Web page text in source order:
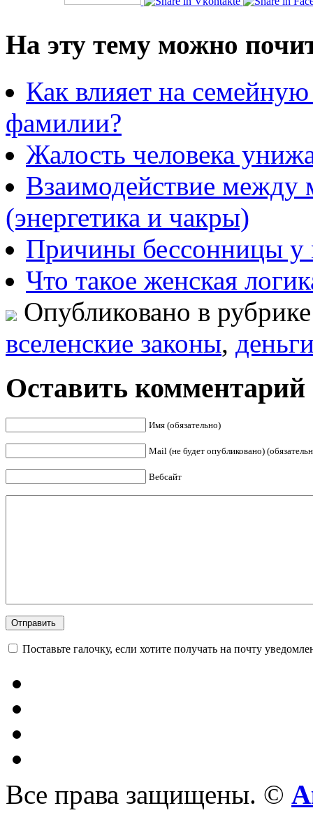
На эту тему можно
Как влияет на
фамилии?
Жалость человека
Взаимодействие
(энергетика и чакры)
Причины бессонницы
Что такое женская
Опубликовано в
вселенские законы,
Оставить комментарий
Имя (обязательно)
Mail (не будет опубликовано)
Вебсайт
Поставьте галочку, если хотите получать на почту
Все права защищены. ©